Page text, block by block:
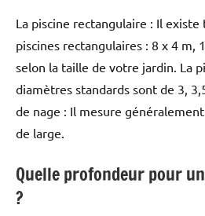
La piscine rectangulaire : Il
piscines rectangulaires : 8 x 4 m,
selon la taille de votre jardin. La
diamètres standards sont de 3,
de nage : Il mesure
de large.
Quelle profondeur pour
?